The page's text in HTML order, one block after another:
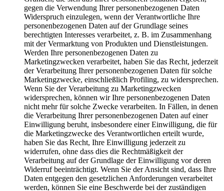
gegen die Verwendung Ihrer personenbezogenen Daten
Widerspruch einzulegen, wenn der Verantwortliche Ihre
personenbezogenen Daten auf der Grundlage seines
berechtigten Interesses verarbeitet, z. B. im Zusammenhang
mit der Vermarktung von Produkten und Dienstleistungen.
Werden Ihre personenbezogenen Daten zu
Marketingzwecken verarbeitet, haben Sie das Recht, jederzeit
der Verarbeitung Ihrer personenbezogenen Daten für solche
Marketingzwecke, einschließlich Profiling, zu widersprechen.
Wenn Sie der Verarbeitung zu Marketingzwecken
widersprechen, können wir Ihre personenbezogenen Daten
nicht mehr für solche Zwecke verarbeiten. In Fällen, in denen
die Verarbeitung Ihrer personenbezogenen Daten auf einer
Einwilligung beruht, insbesondere einer Einwilligung, die für
die Marketingzwecke des Verantwortlichen erteilt wurde,
haben Sie das Recht, Ihre Einwilligung jederzeit zu
widerrufen, ohne dass dies die Rechtmäßigkeit der
Verarbeitung auf der Grundlage der Einwilligung vor deren
Widerruf beeinträchtigt. Wenn Sie der Ansicht sind, dass Ihre
Daten entgegen den gesetzlichen Anforderungen verarbeitet
werden, können Sie eine Beschwerde bei der zuständigen